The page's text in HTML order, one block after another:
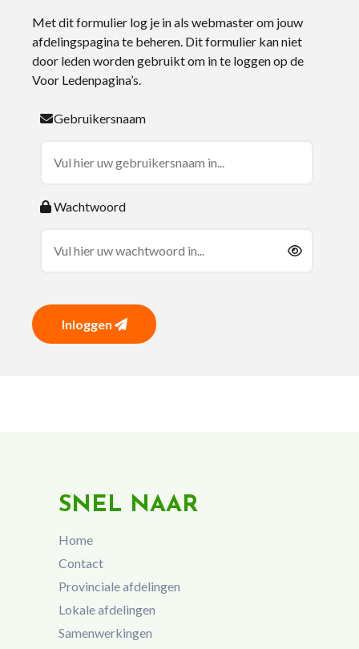
Met dit formulier log je in als webmaster om jouw
afdelingspagina te beheren. Dit formulier kan niet
door leden worden gebruikt om in te loggen op de
Voor Ledenpagina’s.
Gebruikersnaam
Wachtwoord
Inloggen
SNEL NAAR
Home
Contact
Provinciale afdelingen
Lokale afdelingen
Samenwerkingen